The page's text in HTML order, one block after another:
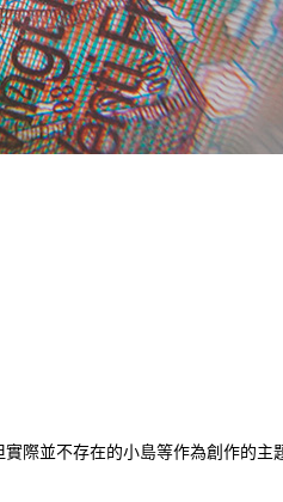
實際並不存在的小島等作為創作的主